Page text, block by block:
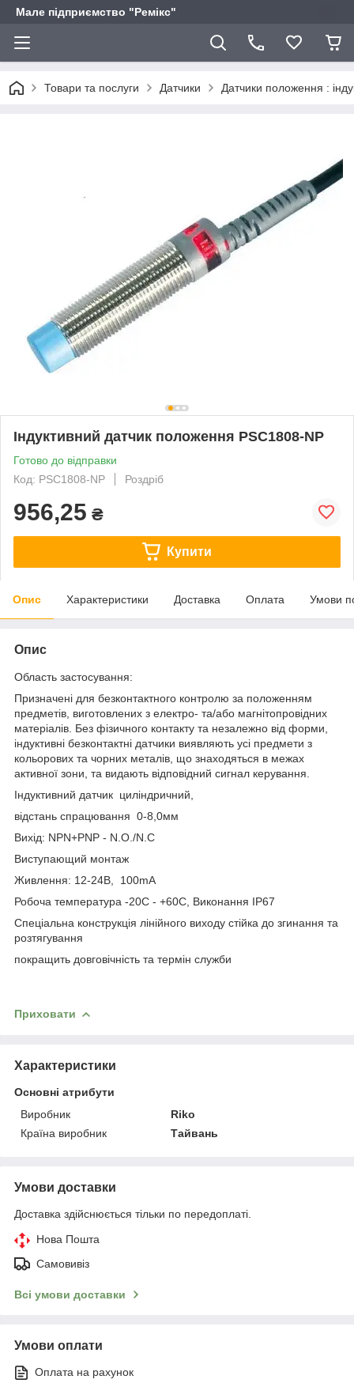
Мале підприємство "Ремікс"
Товари та послуги Датчики Датчики положення :
Індуктивний датчик положення PSC1808-NP
Готово до відправки
Код: PSC1808-NP
Роздріб
956,25 ₴
Купити
Опис Характеристики Доставка Оплата Умови
Опис
Область застосування:
Призначені для безконтактного контролю за положенням
предметів, виготовлених з електро- та/або магнітопровідних
матеріалів. Без фізичного контакту та незалежно від форми,
індуктивні безконтактні датчики виявляють усі предмети з
кольорових та чорних металів, що знаходяться в межах
активної зони, та видають відповідний сигнал керування.
Індуктивний датчик циліндричний,
відстань спрацювання 0-8,0мм
Вихід: NPN+PNP - N.O./N.C
Виступающий монтаж
Живлення: 12-24В, 100mA
Робоча температура -20С - +60С, Виконання IP67
Спеціальна конструкція лінійного виходу стійка до згинання та
розтягування
покращить довговічність та термін служби
Приховати
Характеристики
Основні атрибути
Виробник
Riko
Країна виробник
Тайвань
Умови доставки
Доставка здійснюється тільки по передоплаті.
Нова Пошта
Самовивіз
Всі умови доставки
Умови оплати
Оплата на рахунок